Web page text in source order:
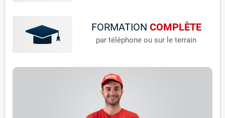
FORMATION COMPLÈTE
par téléphone ou sur le terrain